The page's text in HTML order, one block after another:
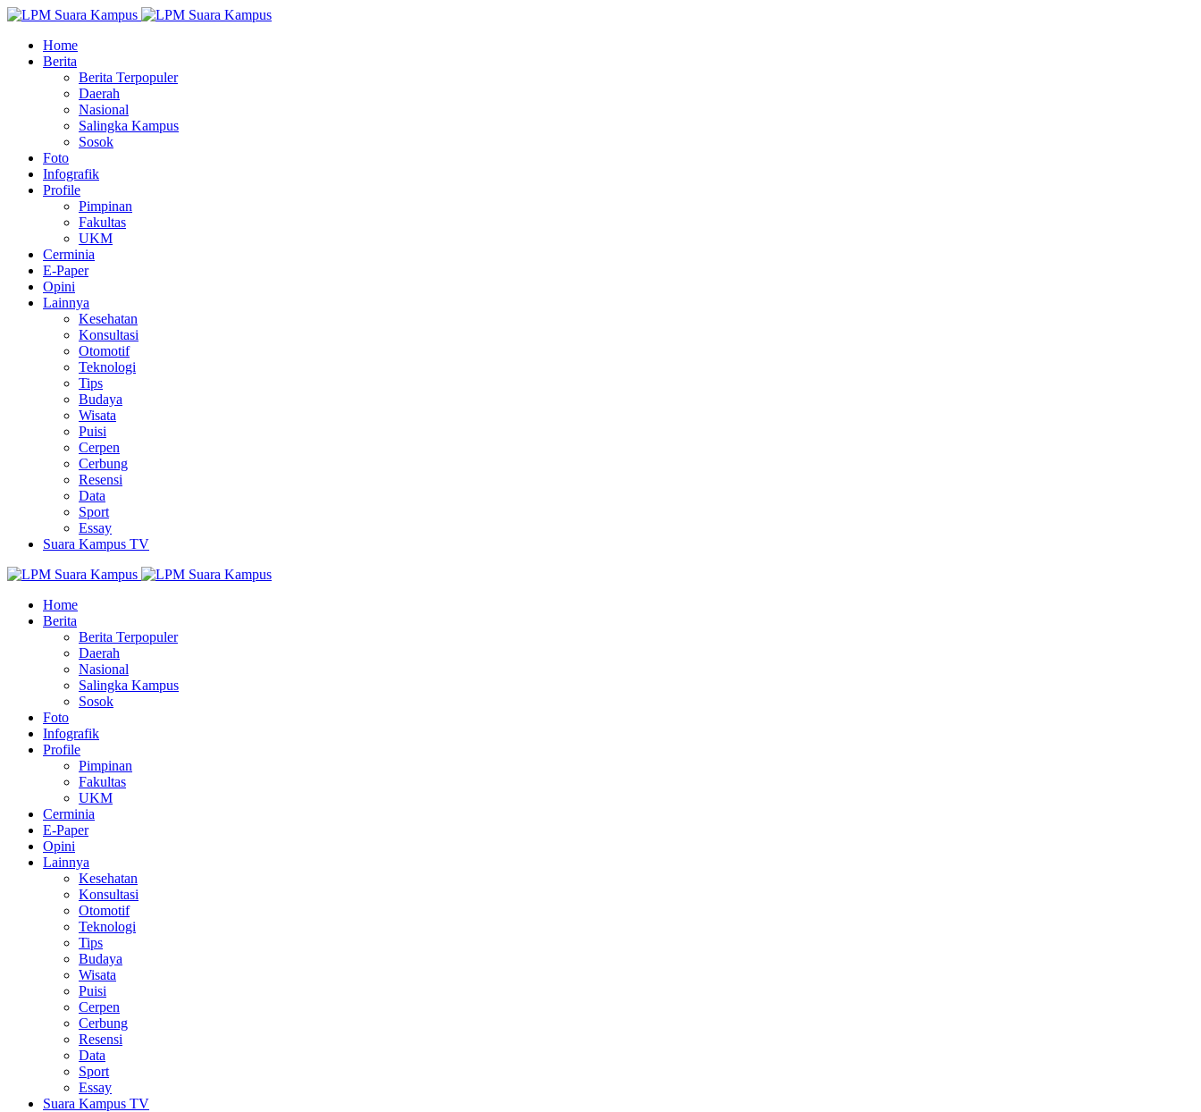
Home
Berita
Berita Terpopuler
Daerah
Nasional
Salingka Kampus
Sosok
Foto
Infografik
Profile
Pimpinan
Fakultas
UKM
Cerminia
E-Paper
Opini
Lainnya
Kesehatan
Konsultasi
Otomotif
Teknologi
Tips
Budaya
Wisata
Puisi
Cerpen
Cerbung
Resensi
Data
Sport
Essay
Suara Kampus TV
Home
Berita
Berita Terpopuler
Daerah
Nasional
Salingka Kampus
Sosok
Foto
Infografik
Profile
Pimpinan
Fakultas
UKM
Cerminia
E-Paper
Opini
Lainnya
Kesehatan
Konsultasi
Otomotif
Teknologi
Tips
Budaya
Wisata
Puisi
Cerpen
Cerbung
Resensi
Data
Sport
Essay
Suara Kampus TV